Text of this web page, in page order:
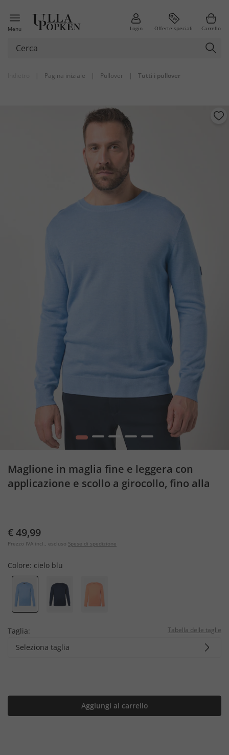
Menu Login Offerte speciali Carrello
| Pagina iniziale | Pullover | Tutti i pullover
1 2 3 4 5
Maglione in maglia fine e leggera con
applicazione e scollo a girocollo, fino alla
€ 49,99
Prezzo IVA incl., escluso Spese di spedizione
Colore: cielo blu
Taglia: Tabella delle taglie
Seleziona taglia
Aggiungi al carrello